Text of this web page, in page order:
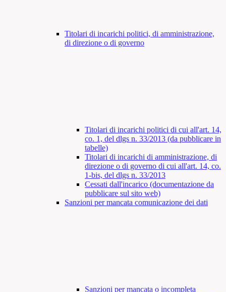
Titolari di incarichi politici, di amministrazione,
di direzione o di governo
Titolari di incarichi politici di cui all'art. 14,
co. 1, del dlgs n. 33/2013 (da pubblicare in
tabelle)
Titolari di incarichi di amministrazione, di
direzione o di governo di cui all'art. 14, co.
1-bis, del dlgs n. 33/2013
Cessati dall'incarico (documentazione da
pubblicare sul sito web)
Sanzioni per mancata comunicazione dei dati
Sanzioni per mancata o incompleta